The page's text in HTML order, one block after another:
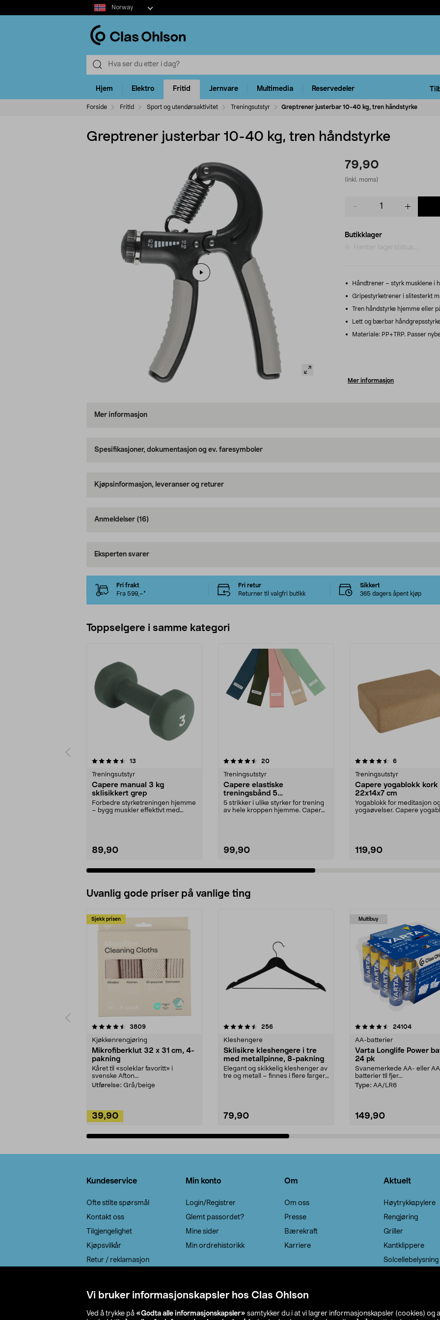
Vi bruker informasjonskapsler hos Clas Ohlson
Ved å trykke på «Godta alle informasjonskapsler» samtykker du i at vi lagrer informasjonskapsler (cookies) og
Select
market
Norway
Hjem Elektro Fritid Jernvare Multimedia Reservedeler
Forside Fritid Sport og utendørsaktivitet Treningsutstyr Greptrener justerbar 10-40 kg, tren håndstyrke
Greptrener justerbar 10-40 kg, tren håndstyrke
79,90
(inkl. moms)
Butikklager
Henter lagerstatus...
Håndtrener – styrk musklene i
Gripestyrketrener i slitesterkt
Tren håndstyrke hjemme eller
Lett og bærbar
Materiale: PP+TRP. Passer
Mer informasjon
Mer informasjon
Spesifikasjoner, dokumentasjon og ev. faresymboler
Kjøpsinformasjon, leveranser og returer
Anmeldelser (16)
Eksperten svarer
Fri frakt
Fra 599,–*
Fri retur
Returner til valgfri butikk
Sikkert
365 dagers åpent kjøp
Toppselgere i samme kategori
13
Treningsutstyr
Capere manual 3 kg
sklisikkert grep
Forbedre styrketreningen hjemme
– bygg muskler effektivt med
89,90
4.5 av 5 stjerner 20anmeldelser
Treningsutstyr
Capere elastiske
treningsbånd 5
motstandsnivåer 5-pakning
5 strikker i ulike styrker for trening
av hele kroppen hjemme. Capere
99,90
4.5 av 5 stjerner 6anmeldelser
Treningsutstyr
Capere yogablokk kork
22x14x7 cm
Yogablokk for meditasjon
yogaøvelser. Capere
119,90
4.5 av 5 stjerner
Uvanlig gode priser på vanlige ting
Sjekk prisen
3809anmeldelser
Kjøkkenrengjøring
Mikrofiberklut 32 x 31 cm, 4-
pakning
Kåret til «soleklar favoritt» i
svenske Afton...
Utførelse: Grå/beige
39,90
4.5av 5 stjerner 256anmeldelser
Kleshengere
Sklisikre kleshengere i tre
med metallpinne, 8-pakning
Elegant og skikkelig kleshenger av
tre og metall – finnes i flere farger.
79,90
Multibuy
4.5av 5 stjerner 24104
AA-batterier
Varta Longlife Power
24 pk
Svanemerkede AA- eller
batterier til fjer...
Type: AA/LR6
149,90
4.5av 5 stjerner
Kundeservice
Ofte stilte spørsmål
Kontakt oss
Tilgjengelighet
Kjøpsvilkår
Retur / reklamasjon
Min konto
Login/Registrer
Glemt passordet?
Mine sider
Min ordrehistorikk
Om
Om oss
Presse
Bærekraft
Karriere
Aktuelt
Høytrykkspylere
Rengjøring
Griller
Kantklippere
Solcellebelysning